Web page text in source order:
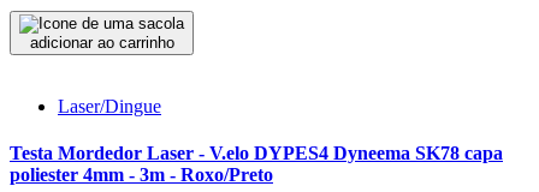
adicionar ao carrinho
Laser/Dingue
Testa Mordedor Laser - V.elo DYPES4 Dyneema SK78 capa
poliester 4mm - 3m - Roxo/Preto